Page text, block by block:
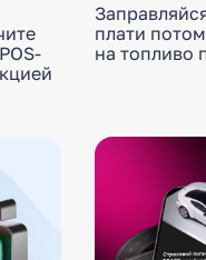
плати
на топливо